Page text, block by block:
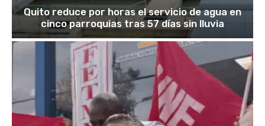
Quito reduce por horas el servicio de agua en
cinco parroquias tras 57 días sin lluvia